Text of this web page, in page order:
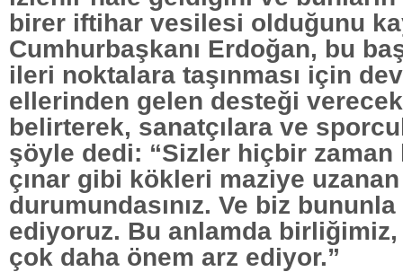
birer iftihar vesilesi olduğunu
Cumhurbaşkanı Erdoğan, bu
ileri noktalara taşınması için
ellerinden gelen desteği
belirterek, sanatçılara ve
şöyle dedi: “Sizler hiçbir zaman
çınar gibi kökleri maziye uzanan
durumundasınız. Ve biz
ediyoruz. Bu anlamda
çok daha önem arz ediyor.”